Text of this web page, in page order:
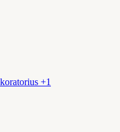
+1